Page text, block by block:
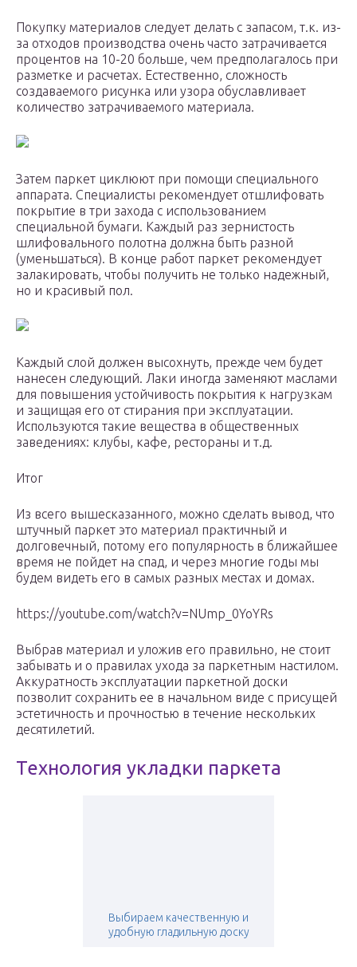
Покупку материалов следует делать с запасом, т.к. из-
за отходов производства очень часто затрачивается
процентов на 10-20 больше, чем предполагалось при
разметке и расчетах. Естественно, сложность
создаваемого рисунка или узора обуславливает
количество затрачиваемого материала.
Затем паркет циклюют при помощи специального
аппарата. Специалисты рекомендует отшлифовать
покрытие в три захода с использованием
специальной бумаги. Каждый раз зернистость
шлифовального полотна должна быть разной
(уменьшаться). В конце работ паркет рекомендует
залакировать, чтобы получить не только надежный,
но и красивый пол.
Каждый слой должен высохнуть, прежде чем будет
нанесен следующий. Лаки иногда заменяют маслами
для повышения устойчивость покрытия к нагрузкам
и защищая его от стирания при эксплуатации.
Используются такие вещества в общественных
заведениях: клубы, кафе, рестораны и т.д.
Итог
Из всего вышесказанного, можно сделать вывод, что
штучный паркет это материал практичный и
долговечный, потому его популярность в ближайшее
время не пойдет на спад, и через многие годы мы
будем видеть его в самых разных местах и домах.
https://youtube.com/watch?v=NUmp_0YoYRs
Выбрав материал и уложив его правильно, не стоит
забывать и о правилах ухода за паркетным настилом.
Аккуратность эксплуатации паркетной доски
позволит сохранить ее в начальном виде с присущей
эстетичность и прочностью в течение нескольких
десятилетий.
Технология укладки паркета
Выбираем качественную и
удобную гладильную доску